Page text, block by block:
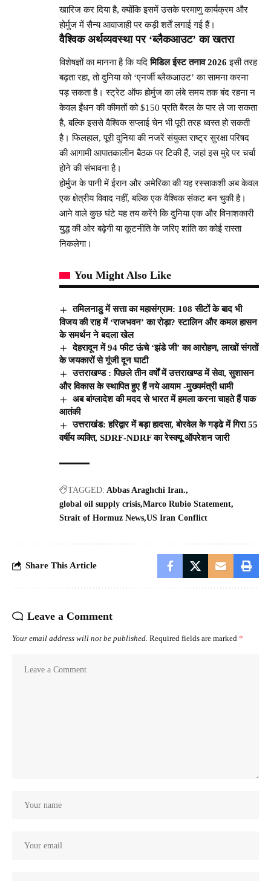
खारिज कर दिया है, क्योंकि इसमें उसके परमाणु कार्यक्रम और
होर्मुज में सैन्य आवाजाही पर कड़ी शर्तें लगाई गई हैं।
वैश्विक अर्थव्यवस्था पर ‘ब्लैकआउट’ का खतरा
विशेषज्ञों का मानना है कि यदिमिडिल ईस्ट तनाव 2026 इसी तरह
बढ़ता रहा, तो दुनिया को ‘एनर्जी ब्लैकआउट’ का सामना करना
पड़ सकता है। स्ट्रेट ऑफ होर्मुज का लंबे समय तक बंद रहना न
केवल ईंधन की कीमतों को $150 प्रति बैरल के पार ले जा सकता
है, बल्कि इससे वैश्विक सप्लाई चेन भी पूरी तरह ध्वस्त हो सकती
है। फिलहाल, पूरी दुनिया की नजरें संयुक्त राष्ट्र सुरक्षा परिषद
की आगामी आपातकालीन बैठक पर टिकी हैं, जहां इस मुद्दे पर चर्चा
होने की संभावना है।
होर्मुज के पानी में ईरान और अमेरिका की यह रस्साकशी अब केवल
एक क्षेत्रीय विवाद नहीं, बल्कि एक वैश्विक संकट बन चुकी है।
आने वाले कुछ घंटे यह तय करेंगे कि दुनिया एक और विनाशकारी
युद्ध की ओर बढ़ेगी या कूटनीति के जरिए शांति का कोई रास्ता
निकलेगा।
You Might Also Like
तमिलनाडु में सत्ता का महासंग्राम: 108 सीटों के बाद भी
विजय की राह में ‘राजभवन’ का रोड़ा? स्टालिन और कमल हासन
के समर्थन ने बदला खेल
देहरादून में 94 फीट ऊंचे ‘झंडे जी’ का आरोहण, लाखों संगतों
के जयकारों से गूंजी दून घाटी
उत्तराखण्ड : पिछले तीन वर्षों में उत्तराखण्ड में सेवा, सुशासन
और विकास के स्थापित हुए हैं नये आयाम -मुख्यमंत्री धामी
अब बांग्लादेश की मदद से भारत में हमला करना चाहते हैं पाक
आतंकी
उत्तराखंड: हरिद्वार में बड़ा हादसा, बोरवेल के गड्ढे में गिरा 55
वर्षीय व्यक्ति, SDRF-NDRF का रेस्क्यू ऑपरेशन जारी
TAGGED: Abbas Araghchi Iran.
global oil supply crisis Marco Rubio Statement
Strait of Hormuz News US Iran Conflict
Share This Article
Leave a Comment
Your email address will not be published. Required fields are marked *